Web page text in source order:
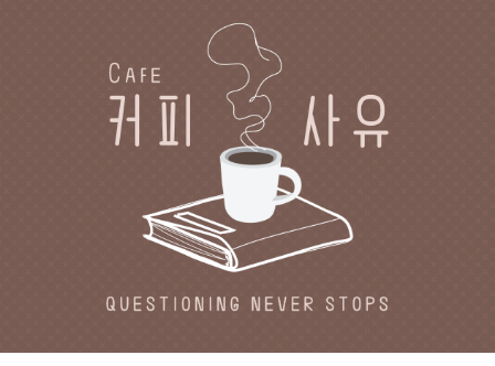
CAFE 커피사유
카페지기 커피사유의 커피와 사유(思
惟)가 있는 공간.